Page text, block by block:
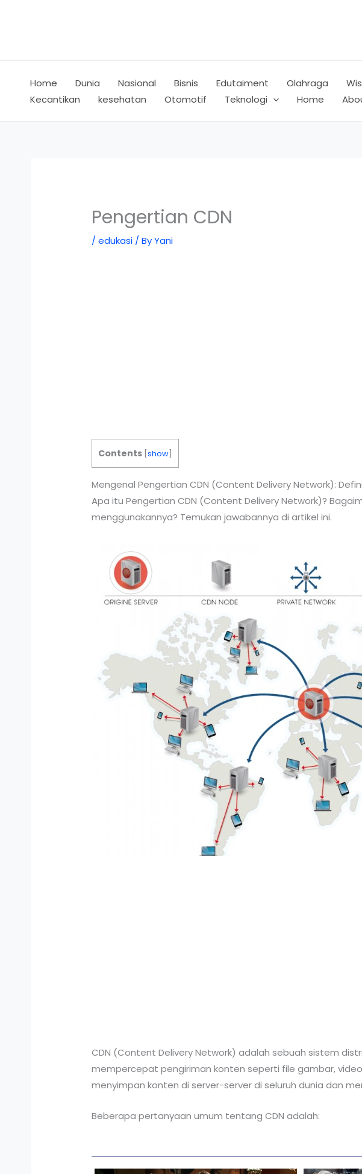
Home Dunia Nasional Bisnis Edutaiment Olahraga
Kecantikan
kesehatan Otomotif Teknologi Home
Pengertian CDN
/edukasi / ByYani
Contents [show
Mengenal Pengertian CDN (Content Delivery Network):
Apa itu Pengertian CDN (Content Delivery Network)?
menggunakannya? Temukan jawabannya di artikel ini.
CDN (Content Delivery Network) adalah sebuah sistem
mempercepat pengiriman konten seperti file gambar,
menyimpan konten di server-server di seluruh dunia dan
Beberapa pertanyaan umum tentang CDN adalah: